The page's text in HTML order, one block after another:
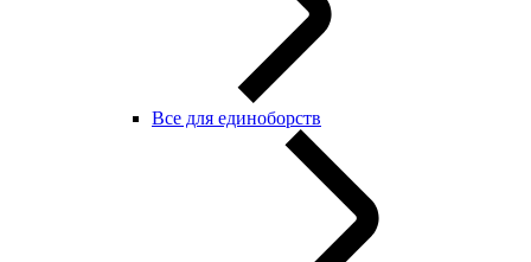
Все для единоборств